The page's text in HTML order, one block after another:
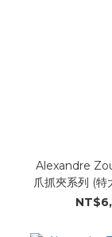
Alexandre
爪抓夾系列 (特